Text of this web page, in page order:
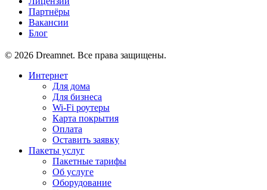
Партнёры
Вакансии
Блог
© 2026 Dreamnet. Все права защищены.
Интернет
Для дома
Для бизнеса
Wi-Fi роутеры
Карта покрытия
Оплата
Оставить заявку
Пакеты услуг
Пакетные тарифы
Об услуге
Оборудование